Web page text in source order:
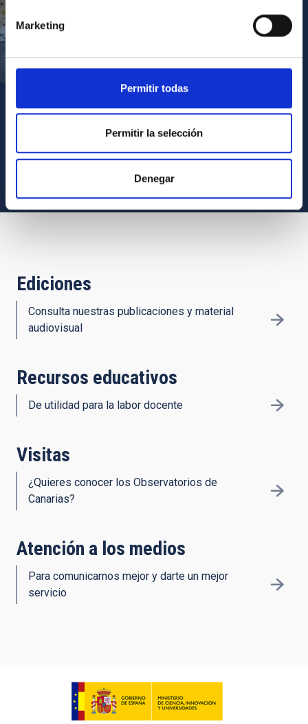
Marketing
Permitir todas
Permitir la selección
Denegar
Visita del Presidente de Canarias al IACTEC
Ediciones
Consulta nuestras publicaciones y material
audiovisual
Recursos educativos
De utilidad para la labor docente
Visitas
¿Quieres conocer los Observatorios de
Canarias?
Atención a los medios
Para comunicarnos mejor y darte un mejor
servicio